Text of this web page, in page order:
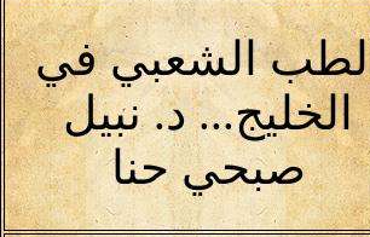
الشعبي في
الخليج... د. نبيل
صبحي حنا